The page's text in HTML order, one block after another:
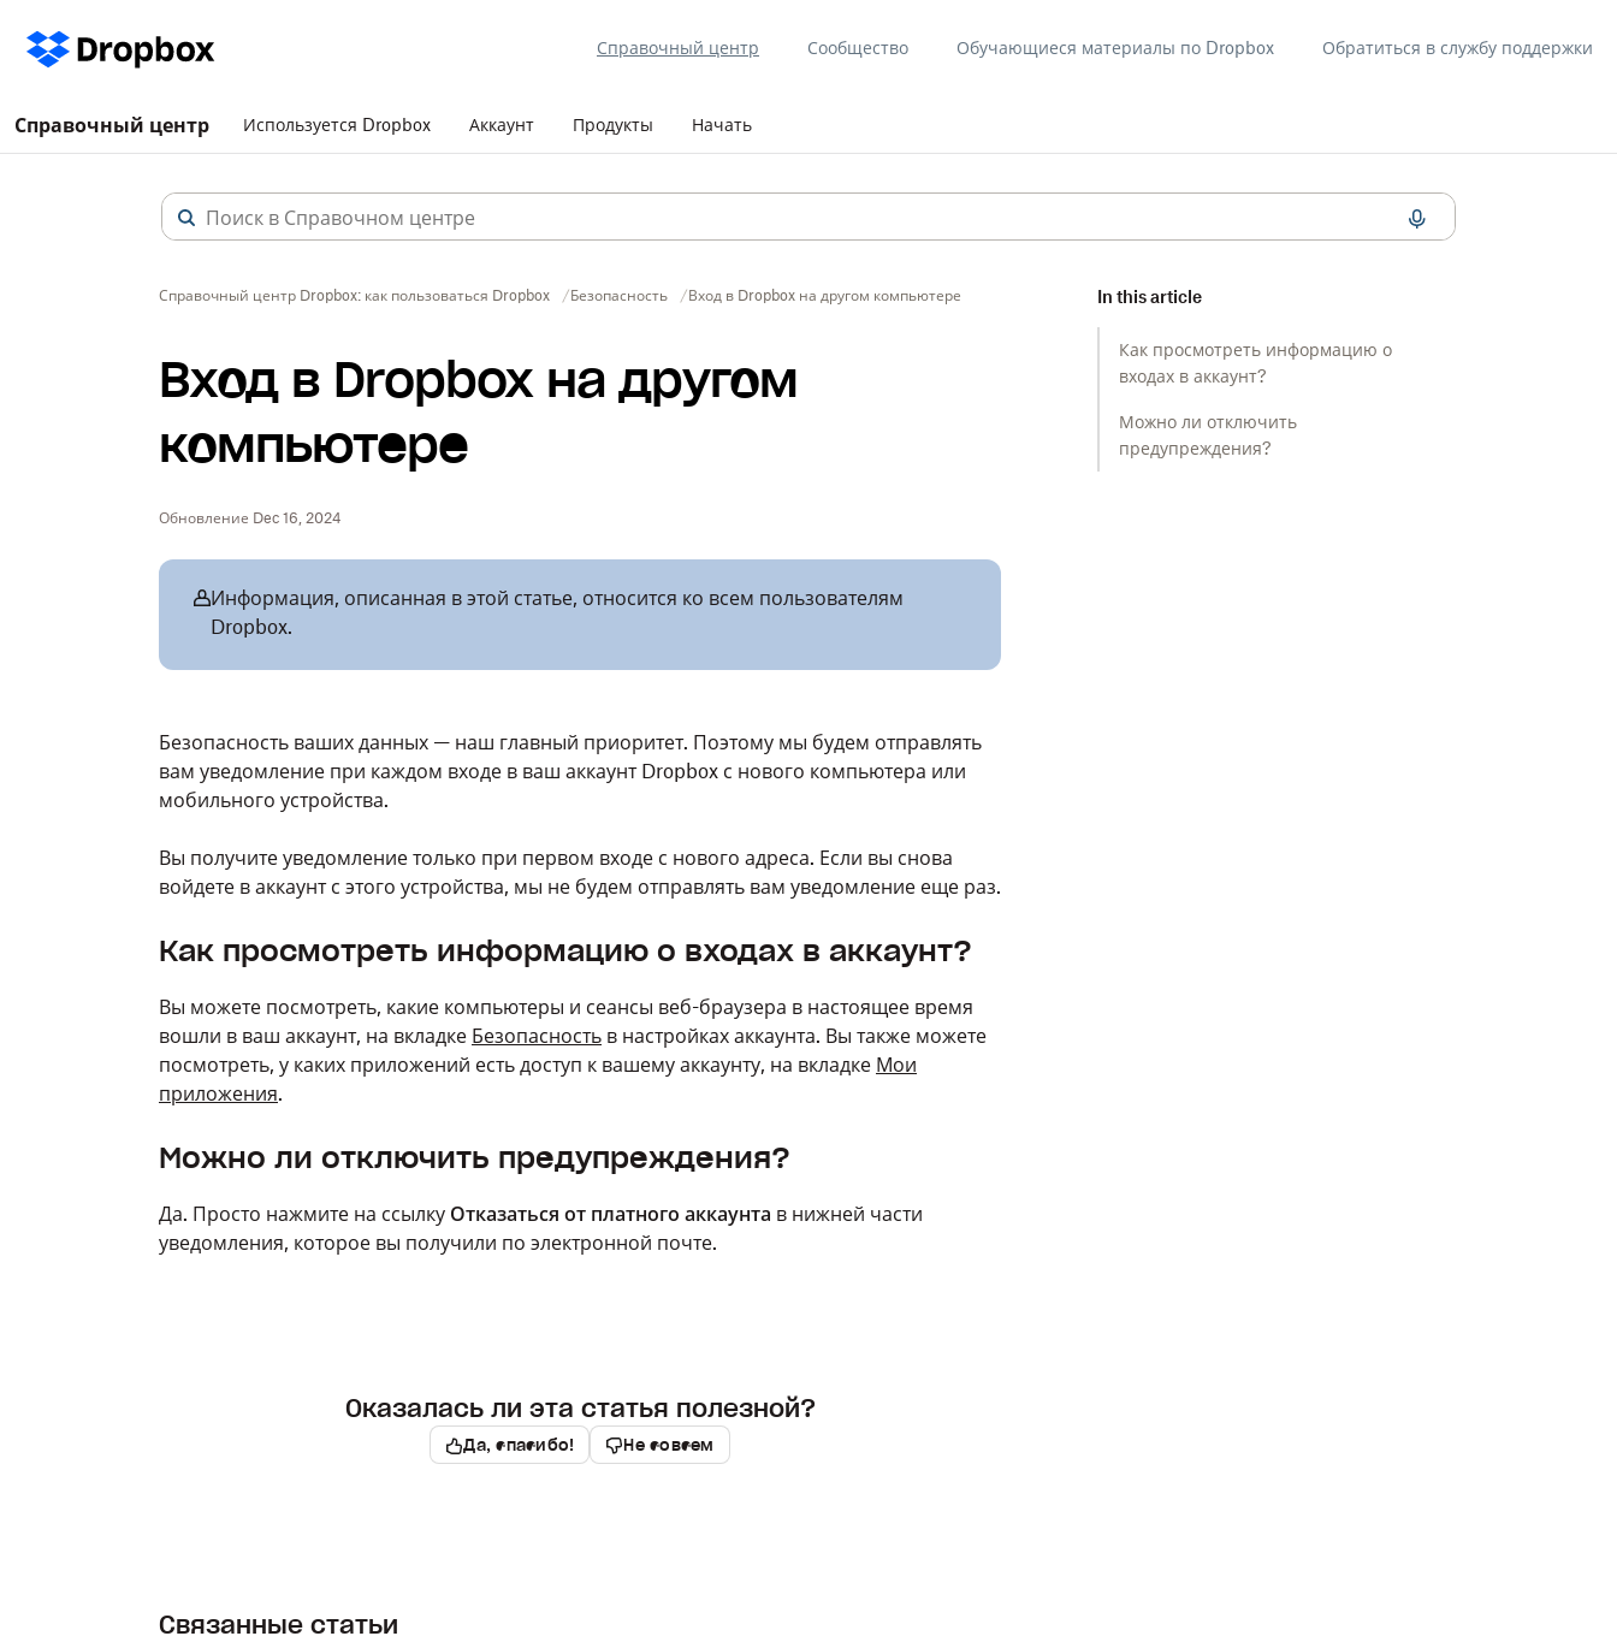
Справочный центр Сообщество Обучающиеся материалы по Dropbox Обратиться в службу поддержки
Справочный центр Используется Dropbox Аккаунт Продукты Начать
Справочный центр Dropbox: как пользоваться Dropbox Безопасность Вход в Dropbox на другом компьютере
Вход в Dropbox на другом
компьютере
Обновление Dec 16, 2024
In this article
Как просмотреть информацию о
входах в аккаунт?
Можно ли отключить
предупреждения?
Информация, описанная в этой статье, относится ко всем пользователям
Dropbox.
Безопасность ваших данных — наш главный приоритет. Поэтому мы будем отправлять
вам уведомление при каждом входе в ваш аккаунт Dropbox с нового компьютера или
мобильного устройства.
Вы получите уведомление только при первом входе с нового адреса. Если вы снова
войдете в аккаунт с этого устройства, мы не будем отправлять вам уведомление еще раз.
Как просмотреть информацию о входах в аккаунт?
Вы можете посмотреть, какие компьютеры и сеансы веб-браузера в настоящее время
вошли в ваш аккаунт, на вкладке Безопасность в настройках аккаунта. Вы также можете
посмотреть, у каких приложений есть доступ к вашему аккаунту, на вкладке Мои
приложения.
Можно ли отключить предупреждения?
Да. Просто нажмите на ссылку Отказаться от платного аккаунта в нижней части
уведомления, которое вы получили по электронной почте.
Оказалась ли эта статья полезной?
Да, спасибо! Не совсем
Связанные статьи